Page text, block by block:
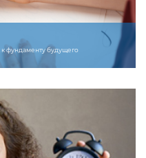
фундаменту будущего